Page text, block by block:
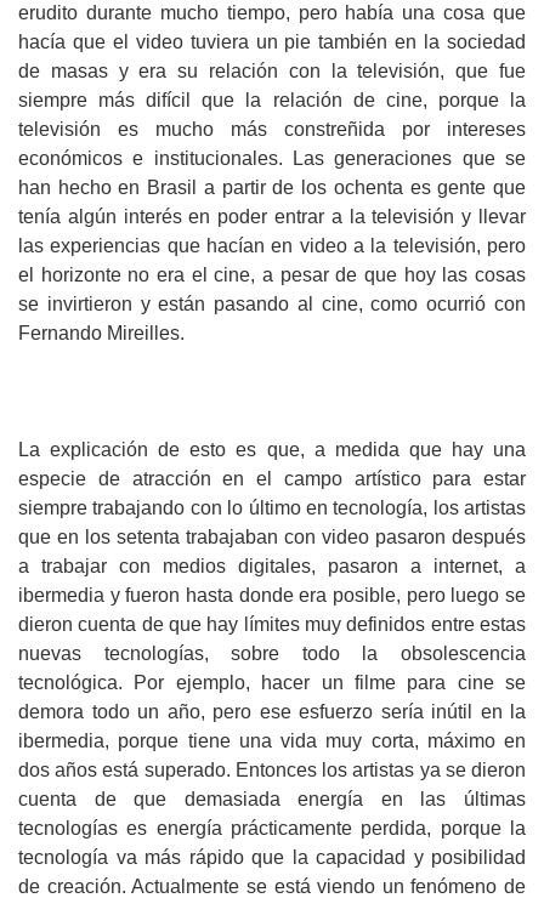
erudito durante mucho tiempo, pero había una cosa que
hacía que el video tuviera un pie también en la sociedad
de masas y era su relación con la televisión, que fue
siempre más difícil que la relación de cine, porque la
televisión es mucho más constreñida por intereses
económicos e institucionales. Las generaciones que se
han hecho en Brasil a partir de los ochenta es gente que
tenía algún interés en poder entrar a la televisión y llevar
las experiencias que hacían en video a la televisión, pero
el horizonte no era el cine, a pesar de que hoy las cosas
se invirtieron y están pasando al cine, como ocurrió con
Fernando Mireilles.
La explicación de esto es que, a medida que hay una
especie de atracción en el campo artístico para estar
siempre trabajando con lo último en tecnología, los artistas
que en los setenta trabajaban con video pasaron después
a trabajar con medios digitales, pasaron a internet, a
ibermedia y fueron hasta donde era posible, pero luego se
dieron cuenta de que hay límites muy definidos entre estas
nuevas tecnologías, sobre todo la obsolescencia
tecnológica. Por ejemplo, hacer un filme para cine se
demora todo un año, pero ese esfuerzo sería inútil en la
ibermedia, porque tiene una vida muy corta, máximo en
dos años está superado. Entonces los artistas ya se dieron
cuenta de que demasiada energía en las últimas
tecnologías es energía prácticamente perdida, porque la
tecnología va más rápido que la capacidad y posibilidad
de creación. Actualmente se está viendo un fenómeno de